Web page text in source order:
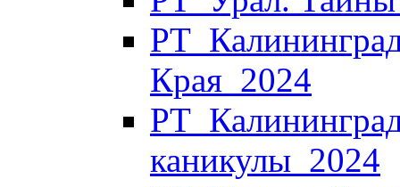
Края_2024
каникулы_2024